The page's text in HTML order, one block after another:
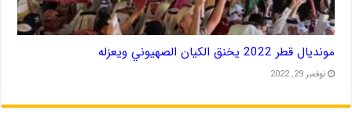
مونديال قطر 2022 يخنق الكيان الصهيوني ويعزله
نوفمبر 29, 2022